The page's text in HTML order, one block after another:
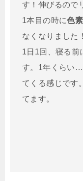
す！伸びるので
1本目の時に色
なくなりました
1日1回、寝る前
す。1年くらい…
てくる感じです
てます。